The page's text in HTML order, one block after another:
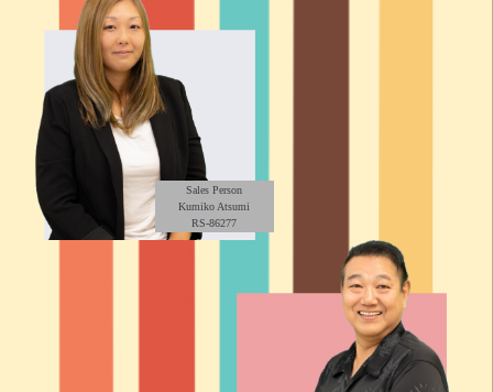
Sales Person
Kumiko Atsumi
RS-86277